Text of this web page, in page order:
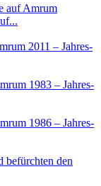
2011 – Jahres-
1983 – Jahres-
1986 – Jahres-
befürchten den